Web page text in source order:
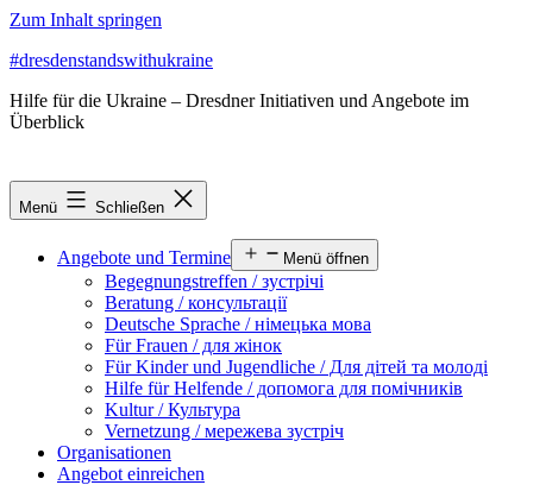
Zum Inhalt springen
#dresdenstandswithukraine
Hilfe für die Ukraine – Dresdner Initiativen und Angebote im
Überblick
Menü Schließen
Angebote und Termine Menü öffnen
Begegnungstreffen / зустрічі
Beratung / консультації
Deutsche Sprache / німецька мова
Für Frauen / для жінок
Für Kinder und Jugendliche / Для дітей та молоді
Hilfe für Helfende / допомога для помічників
Kultur / Культура
Vernetzung / мережева зустріч
Organisationen
Angebot einreichen